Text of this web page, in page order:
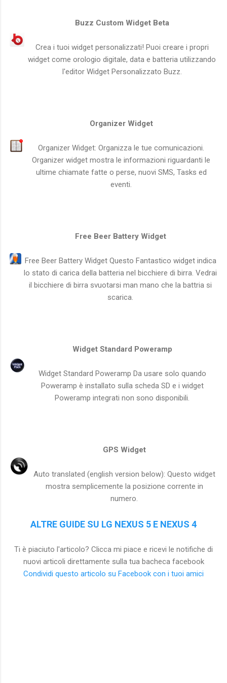
Buzz Custom Widget Beta
Crea i tuoi widget personalizzati! Puoi creare i propri
widget come orologio digitale, data e batteria utilizzando
l'editor Widget Personalizzato Buzz.
Organizer Widget
Organizer Widget: Organizza le tue comunicazioni.
Organizer widget mostra le informazioni riguardanti le
ultime chiamate fatte o perse, nuovi SMS, Tasks ed
eventi.
Free Beer Battery Widget
Free Beer Battery Widget Questo Fantastico widget indica
lo stato di carica della batteria nel bicchiere di birra. Vedrai
il bicchiere di birra svuotarsi man mano che la battria si
scarica.
Widget Standard Poweramp
Widget Standard Poweramp Da usare solo quando
Poweramp è installato sulla scheda SD e i widget
Poweramp integrati non sono disponibili.
GPS Widget
Auto translated (english version below): Questo widget
mostra semplicemente la posizione corrente in
numero.
ALTRE GUIDE SU LG NEXUS 5 E NEXUS 4
Ti è piaciuto l'articolo? Clicca mi piace e ricevi le notifiche di
nuovi articoli direttamente sulla tua bacheca facebook
Condividi questo articolo su Facebook con i tuoi amici